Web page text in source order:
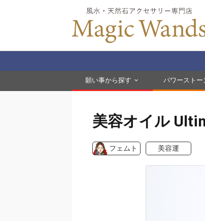
願い事から探す パワーストー
美容オイル
フェムト 美容運